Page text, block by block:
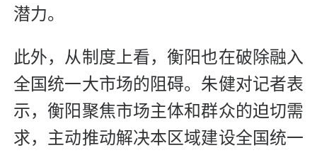
潜力。
此外，从制度上看，衡阳也在破除融入
全国统一大市场的阻碍。朱健对记者表
示，衡阳聚焦市场主体和群众的迫切需
求，主动推动解决本区域建设全国统一